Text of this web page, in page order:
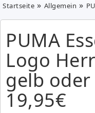
Startseite Allgemein
PUMA
Logo
gelb
19,95€